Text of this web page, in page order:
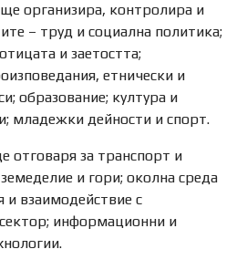
организира, контролира и
– труд и социална политика;
и заетостта;
етнически и
образование; култура и
младежки дейности и спорт.
отговаря за транспорт и
и гори; околна среда
и взаимодействие с
информационни и